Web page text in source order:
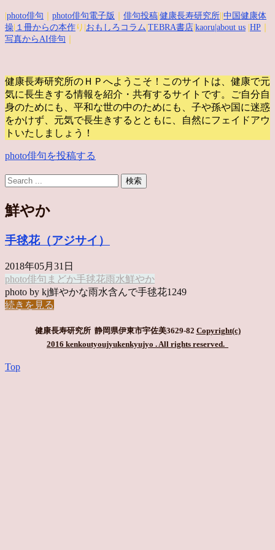
photo俳句 photo俳句電子版 俳句投稿 健康長寿研究所 中国健康体
操 １冊からの本作 り| おもしろコラム TEBRA書店 kaoru |about us HP
写真からAI俳句
健康長寿研究所のＨＰへようこそ！このサイトは、健康で元
気に長生きする情報を紹介・共有するサイトです。
ご自分自
身のためにも、平和な世の中のためにも、子や孫や国に迷惑
をかけず、元気で長生きするとともに、自然にフェイドアウ
トいたしましょう！
photo俳句を投稿する
鮮やか
手毬花（アジサイ）
2018年05月31日
photo俳句 まどか手毬花雨水鮮やか
photo by kj鮮やかな雨水含んで手毬花1249
続きを見る
健康長寿研究所 静岡県伊東市宇佐美3629-82 Copyright(c)
2016 kenkoutyoujyukenkyujyo . All rights reserved.
Top